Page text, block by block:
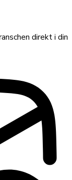
direkt i din